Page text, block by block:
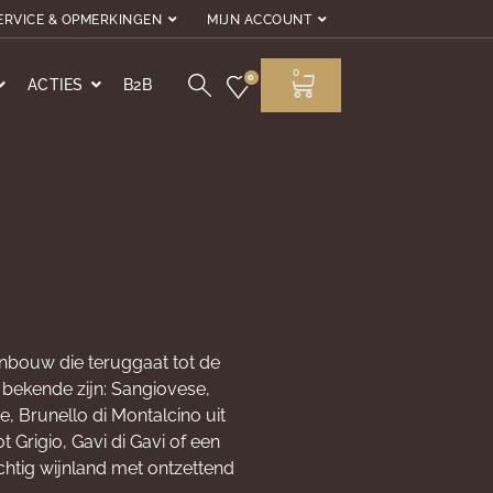
& OPMERKINGEN MIJN ACCOUNT
ACTIES B2B 0 0
die teruggaat tot de
zijn: Sangiovese,
Brunello di Montalcino uit
Grigio, Gavi di Gavi of een
wijnland met ontzettend